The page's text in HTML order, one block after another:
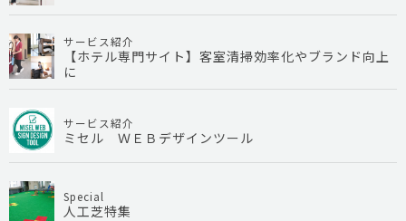
サービス紹介
【ホテル専門サイト】客室清掃効率化やブランド向上
に
サービス紹介
ミセル ＷＥＢデザインツール
Special
人工芝特集